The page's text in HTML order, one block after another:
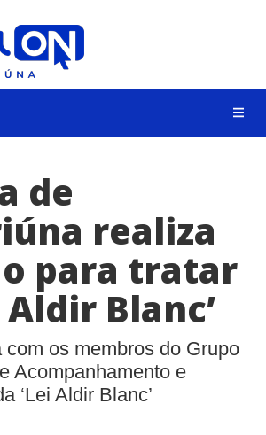
BUSCAR
de
realiza
para tratar
Aldir Blanc’
com os membros do Grupo
Acompanhamento e
‘Lei Aldir Blanc’